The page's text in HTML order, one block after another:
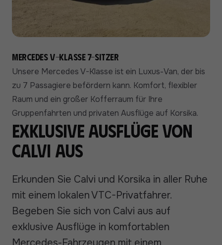
Mercedes V-Klasse 7-Sitzer
Unsere Mercedes V-Klasse ist ein Luxus-Van, der bis
zu 7 Passagiere befördern kann. Komfort, flexibler
Raum und ein großer Kofferraum für Ihre
Gruppenfahrten und privaten Ausflüge auf Korsika.
Exklusive Ausflüge von
Calvi aus
Erkunden Sie Calvi und Korsika in aller Ruhe
mit einem lokalen VTC-Privatfahrer.
Begeben Sie sich von Calvi aus auf
exklusive Ausflüge in komfortablen